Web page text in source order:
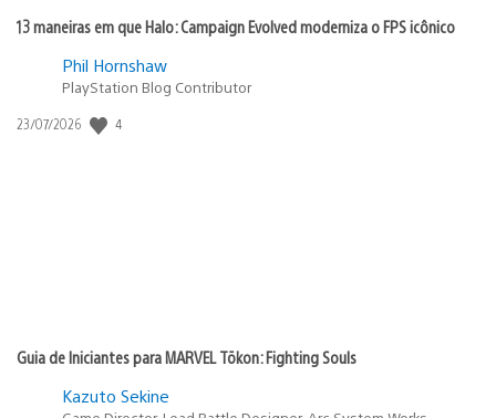
13 maneiras em que Halo: Campaign Evolved moderniza o FPS icônico
Phil Hornshaw
PlayStation Blog Contributor
Data
23/07/2026 4
Guia de Iniciantes para MARVEL Tōkon: Fighting Souls
Kazuto Sekine